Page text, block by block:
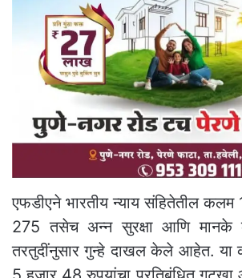
एफडीएने भारतीय न्याय संहितेतील
275 तसेच अन्न सुरक्षा आणि मानके
तरतुदींनुसार गुन्हे दाखल केले आहेत. या